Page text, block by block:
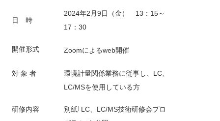
日 時
2024年2月9日（金） 13：15～
17：30
開催形式 Zoomによるweb開催
対 象 者
環境計量関係業務に従事し、LC、
LC/MSを使用している方
研修内容
別紙｢LC、LC/MS技術研修会プロ